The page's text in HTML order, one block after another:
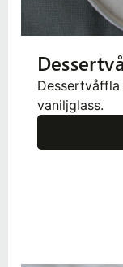
vaniljglass.